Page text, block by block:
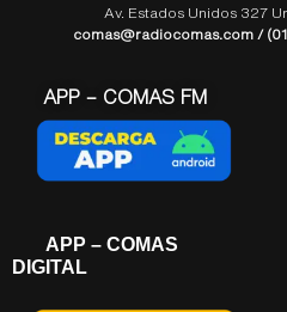
Av. Estados Unidos 327
comas@radiocomas.com /
APP – COMAS FM
APP – COMAS
DIGITAL